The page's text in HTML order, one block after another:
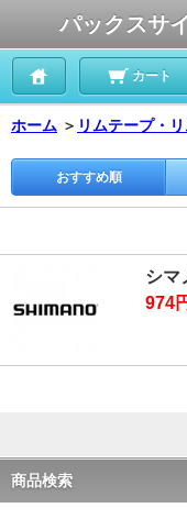
パックスサ
カート
ホーム ＞ リムテープ・
おすすめ順
シマ
974
商品検索